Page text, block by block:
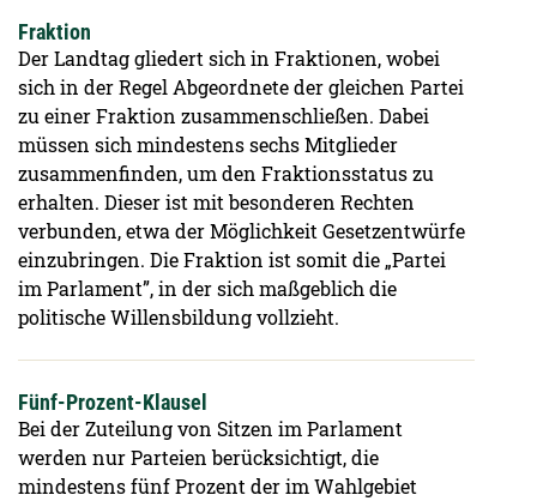
Fraktion
Der Landtag gliedert sich in Fraktionen, wobei
sich in der Regel Abgeordnete der gleichen Partei
zu einer Fraktion zusammenschließen. Dabei
müssen sich mindestens sechs Mitglieder
zusammenfinden, um den Fraktionsstatus zu
erhalten. Dieser ist mit besonderen Rechten
verbunden, etwa der Möglichkeit Gesetzentwürfe
einzubringen. Die Fraktion ist somit die „Partei
im Parlament”, in der sich maßgeblich die
politische Willensbildung vollzieht.
Fünf-Prozent-Klausel
Bei der Zuteilung von Sitzen im Parlament
werden nur Parteien berücksichtigt, die
mindestens fünf Prozent der im Wahlgebiet